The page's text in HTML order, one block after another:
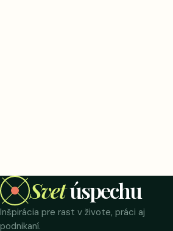
Svetúspechu
Inšpirácia pre rast v živote, práci aj
podnikaní.